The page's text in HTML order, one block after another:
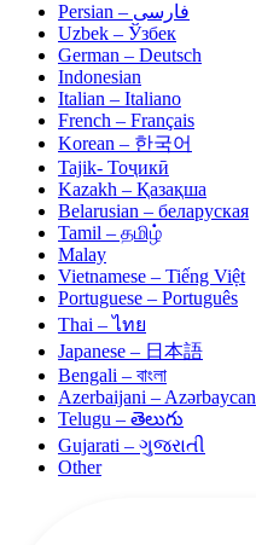
Persian – فارسی
Uzbek – Ўзбек
German – Deutsch
Indonesian
Italian – Italiano
French – Français
Korean – 한국어
Tajik- Тоҷикӣ
Kazakh – Қазақша
Belarusian – беларуская
Tamil – தமிழ்
Malay
Vietnamese – Tiếng Việt
Portuguese – Português
Thai – ไทย
Japanese – 日本語
Bengali – বাংলা
Azerbaijani – Azərbaycan
Telugu – తెలుగు
Gujarati – ગુજરાતી
Other